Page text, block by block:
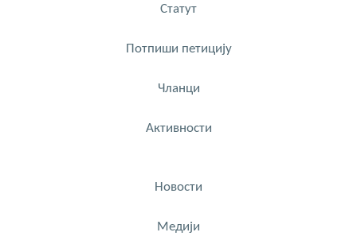
Статут
Потпиши петицију
Чланци
Активности
Новости
Медији